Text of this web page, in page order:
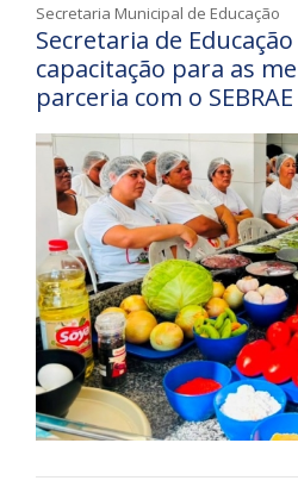
Secretaria Municipal de Educação
Secretaria de
capacitação para as
parceria com o SEBRAE